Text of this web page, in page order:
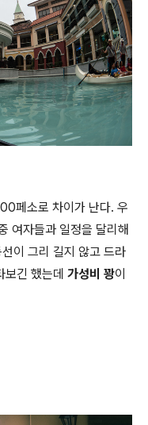
페소로 차이가 난다. 우
여자들과 일정을 달리해
이 그리 길지 않고 드라
긴 했는데 가성비 꽝이